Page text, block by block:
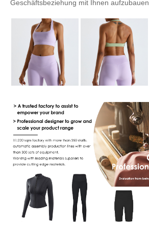
Geschäftsbeziehung mit Ihnen aufzubauen.